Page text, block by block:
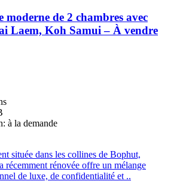
moderne de 2 chambres avec
Laem, Koh Samui – À vendre
à la demande
située dans les collines de Bophut,
récemment rénovée offre un mélange
de luxe, de confidentialité et ..